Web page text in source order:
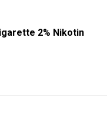
2% Nikotin